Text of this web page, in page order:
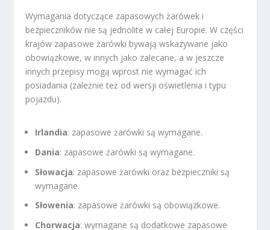
Wymagania dotyczące zapasowych żarówek i
bezpieczników nie są jednolite w całej Europie. W części
krajów zapasowe żarówki bywają wskazywane jako
obowiązkowe, w innych jako zalecane, a w jeszcze
innych przepisy mogą wprost nie wymagać ich
posiadania (zależnie też od wersji oświetlenia i typu
pojazdu).
Irlandia: zapasowe żarówki są wymagane.
Dania: zapasowe żarówki są wymagane.
Słowacja: zapasowe żarówki oraz bezpieczniki są
wymagane.
Słowenia: zapasowe żarówki są obowiązkowe.
Chorwacja: wymagane są dodatkowe zapasowe